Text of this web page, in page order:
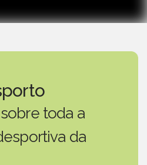
toda a
da